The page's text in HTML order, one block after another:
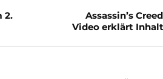
2.
Assassin’s
Video erklärt